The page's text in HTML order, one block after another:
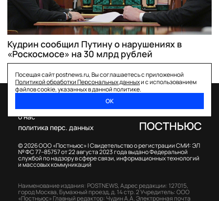
Кудрин сообщил Путину о нарушениях в
«Роскосмосе» на 30 млрд рублей
Посещая сайт postnews.ru, Вы соглашаетесь с приложенной
Политикой обработки Персональных данныхи с использованием
файлов cookie, указанных в данной политике.
ОК
© 2026 ООО «Постньюс» |Свидетельство о регистрации СМИ: ЭЛ
№ ФС 77–85757 от 22 августа 2023 года выдано Федеральной
службой по надзору в сфере связи, информационных технологий
и массовых коммуникаций
о нас
политика перс. данных
Наименование издания: POSTNEWS,Адрес редакции: 127015,
город Москва, Бумажный проезд, д. 14 стр. 2Учредитель: ООО
«Постньюс» Главный редактор: Чудин А.А.Электронная почта